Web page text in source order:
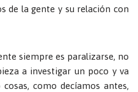
de la gente y su relación con
siempre es paralizarse, no
a investigar un poco y va
como decíamos antes,